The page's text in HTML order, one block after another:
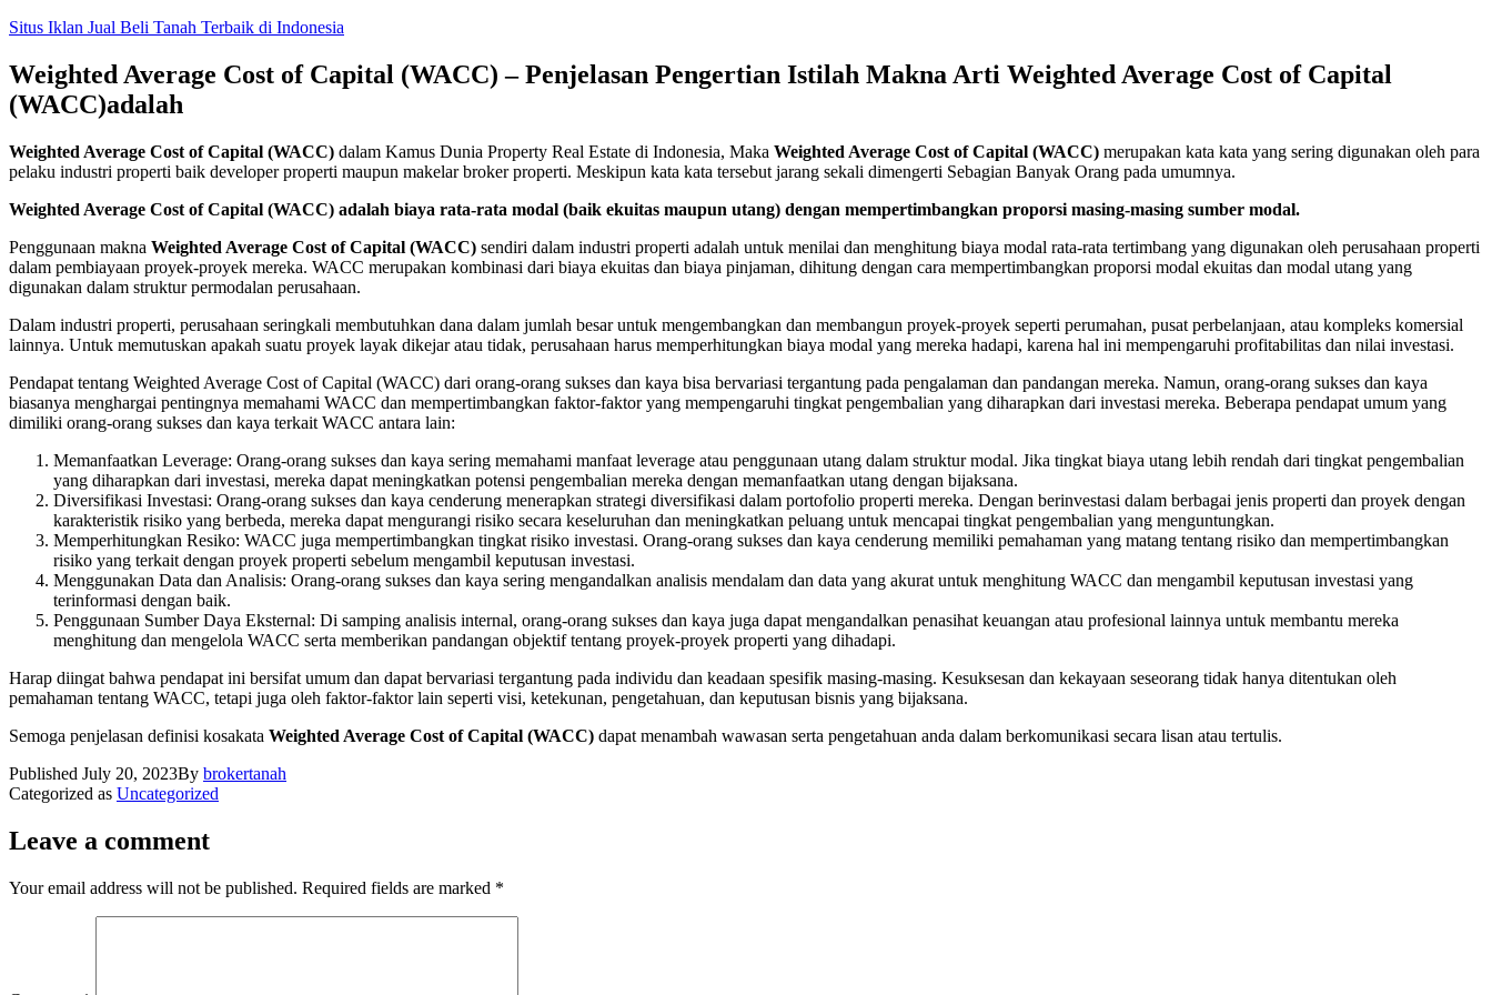
Skip
content
Situs Iklan Jual Beli Tanah Terbaik di Indonesia
Weighted Average Cost of Capital (WACC) – Penjelasan Pengertian Istilah Makna Arti Weighted Average Cost of Capital
(WACC)adalah
Weighted Average Cost of Capital (WACC) dalam Kamus Dunia Property Real Estate di Indonesia, Maka Weighted Average Cost of Capital (WACC) merupakan kata kata yang sering digunakan oleh para
pelaku industri properti baik developer properti maupun makelar broker properti. Meskipun kata kata tersebut jarang sekali dimengerti Sebagian Banyak Orang pada umumnya.
Weighted Average Cost of Capital (WACC) adalah biaya rata-rata modal (baik ekuitas maupun utang) dengan mempertimbangkan proporsi masing-masing sumber modal.
Penggunaan makna Weighted Average Cost of Capital (WACC) sendiri dalam industri properti adalah untuk menilai dan menghitung biaya modal rata-rata tertimbang yang digunakan oleh perusahaan properti
dalam pembiayaan proyek-proyek mereka. WACC merupakan kombinasi dari biaya ekuitas dan biaya pinjaman, dihitung dengan cara mempertimbangkan proporsi modal ekuitas dan modal utang yang
digunakan dalam struktur permodalan perusahaan.
Dalam industri properti, perusahaan seringkali membutuhkan dana dalam jumlah besar untuk mengembangkan dan membangun proyek-proyek seperti perumahan, pusat perbelanjaan, atau kompleks komersial
lainnya. Untuk memutuskan apakah suatu proyek layak dikejar atau tidak, perusahaan harus memperhitungkan biaya modal yang mereka hadapi, karena hal ini mempengaruhi profitabilitas dan nilai investasi.
Pendapat tentang Weighted Average Cost of Capital (WACC) dari orang-orang sukses dan kaya bisa bervariasi tergantung pada pengalaman dan pandangan mereka. Namun, orang-orang sukses dan kaya
biasanya menghargai pentingnya memahami WACC dan mempertimbangkan faktor-faktor yang mempengaruhi tingkat pengembalian yang diharapkan dari investasi mereka. Beberapa pendapat umum yang
dimiliki orang-orang sukses dan kaya terkait WACC antara lain:
Memanfaatkan Leverage: Orang-orang sukses dan kaya sering memahami manfaat leverage atau penggunaan utang dalam struktur modal. Jika tingkat biaya utang lebih rendah dari tingkat pengembalian
yang diharapkan dari investasi, mereka dapat meningkatkan potensi pengembalian mereka dengan memanfaatkan utang dengan bijaksana.
Diversifikasi Investasi: Orang-orang sukses dan kaya cenderung menerapkan strategi diversifikasi dalam portofolio properti mereka. Dengan berinvestasi dalam berbagai jenis properti dan proyek dengan
karakteristik risiko yang berbeda, mereka dapat mengurangi risiko secara keseluruhan dan meningkatkan peluang untuk mencapai tingkat pengembalian yang menguntungkan.
Memperhitungkan Resiko: WACC juga mempertimbangkan tingkat risiko investasi. Orang-orang sukses dan kaya cenderung memiliki pemahaman yang matang tentang risiko dan mempertimbangkan
risiko yang terkait dengan proyek properti sebelum mengambil keputusan investasi.
Menggunakan Data dan Analisis: Orang-orang sukses dan kaya sering mengandalkan analisis mendalam dan data yang akurat untuk menghitung WACC dan mengambil keputusan investasi yang
terinformasi dengan baik.
Penggunaan Sumber Daya Eksternal: Di samping analisis internal, orang-orang sukses dan kaya juga dapat mengandalkan penasihat keuangan atau profesional lainnya untuk membantu mereka
menghitung dan mengelola WACC serta memberikan pandangan objektif tentang proyek-proyek properti yang dihadapi.
Harap diingat bahwa pendapat ini bersifat umum dan dapat bervariasi tergantung pada individu dan keadaan spesifik masing-masing. Kesuksesan dan kekayaan seseorang tidak hanya ditentukan oleh
pemahaman tentang WACC, tetapi juga oleh faktor-faktor lain seperti visi, ketekunan, pengetahuan, dan keputusan bisnis yang bijaksana.
Semoga penjelasan definisi kosakata Weighted Average Cost of Capital (WACC) dapat menambah wawasan serta pengetahuan anda dalam berkomunikasi secara lisan atau tertulis.
Published July 20, 2023By brokertanah
Categorized as Uncategorized
Leave a comment
Your email address will not be published. Required fields are marked *